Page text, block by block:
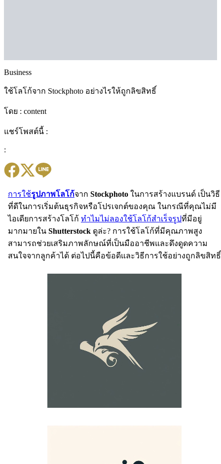
Business
ใช้โลโก้จาก Stockphoto อย่างไรให้ถูกลิขสิทธิ์
โดย : content
แชร์โพสต์นี้ :
:
การใช้รูปภาพโลโก้จาก Stockphoto ในการสร้างแบรนด์ เป็นวิธี
ที่ดีในการเริ่มต้นธุรกิจหรือโปรเจกต์ของคุณ ในกรณีที่คุณไม่มี
ไอเดียการสร้างโลโก้ ทำไมไม่ลองใช้โลโก้สำเร็จรูปที่มีอยู่
มากมายใน Shutterstock ดูล่ะ? การใช้โลโก้ที่มีคุณภาพสูง
สามารถช่วยเสริมภาพลักษณ์ที่เป็นมืออาชีพและดึงดูดความ
สนใจจากลูกค้าได้ ต่อไปนี้คือข้อดีและวิธีการใช้อย่างถูกลิขสิทธิ์